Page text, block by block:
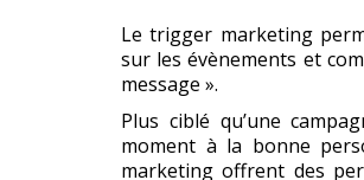
Le trigger marketing
sur les évènements et
message ».
Plus ciblé qu’une
moment à la bonne
marketing offrent des